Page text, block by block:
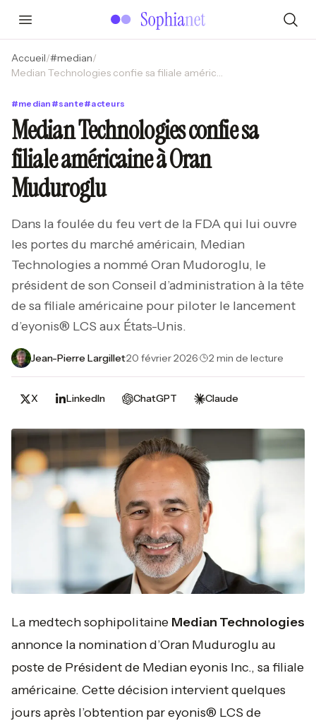
Accueil/#median/
Median Technologies confie sa filiale américaine à Oran Muduroglu
#median #sante#acteurs
Median Technologies confie sa
filiale américaine à Oran
Muduroglu
Dans la foulée du feu vert de la FDA qui lui ouvre
les portes du marché américain, Median
Technologies a nommé Oran Mudoroglu, le
président de son Conseil d’administration à la tête
de sa filiale américaine pour piloter le lancement
d’eyonis® LCS aux États-Unis.
Jean-Pierre Largillet·20 février 2026· 2 min de lecture
X LinkedIn ChatGPT Claude
La medtech sophipolitaine Median Technologies
annonce la nomination d’Oran Muduroglu au
poste de Président de Median eyonis Inc., sa filiale
américaine. Cette décision intervient quelques
jours après l’obtention par eyonis® LCS de